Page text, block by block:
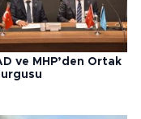
ve MHP’den Ortak